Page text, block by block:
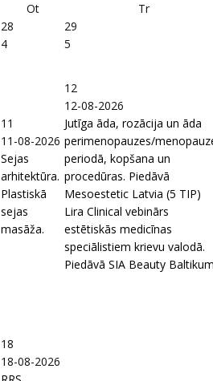
Ot
Tr
28
29
4 5
11
11-08-2026
Sejas
arhitektūra.
Plastiskā
sejas
masāža.
12
12-08-2026
Jutīga āda, rozācija un āda
perimenopauzes/
periodā, kopšana un
procedūras. Piedāvā
Mesoestetic Latvia (5 TIP)
Lira Clinical vebinārs
estētiskās medicīnas
speciālistiem krievu valodā.
Piedāvā SIA Beauty
18
18-08-2026